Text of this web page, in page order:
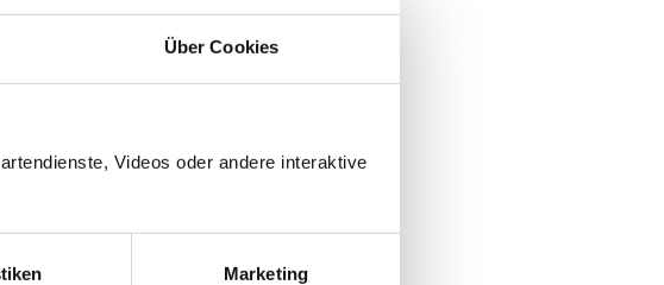
Über Cookies
Videos oder andere interaktive
Marketing
Jahrhundert